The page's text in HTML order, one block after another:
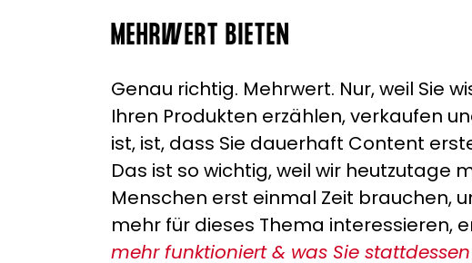
MEHRWERT BIETEN
Genau richtig. Mehrwert. Nur, weil Sie
Ihren Produkten erzählen, verkaufen
ist, ist, dass Sie dauerhaft Content
Das ist so wichtig, weil wir heutzutage
Menschen erst einmal Zeit brauchen,
mehr für dieses Thema interessieren,
mehr funktioniert & was Sie